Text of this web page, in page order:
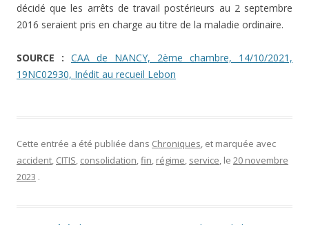
décidé que les arrêts de travail postérieurs au 2 septembre
2016 seraient pris en charge au titre de la maladie ordinaire.
SOURCE : CAA de NANCY, 2ème chambre, 14/10/2021,
19NC02930, Inédit au recueil Lebon
Cette entrée a été publiée dans Chroniques, et marquée avec
accident, CITIS, consolidation,fin, régime, service, le 20 novembre
2023 .